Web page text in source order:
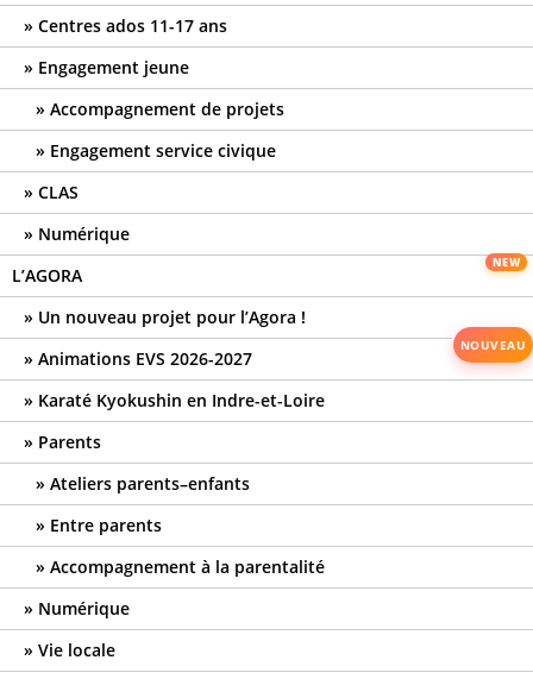
Centres ados 11-17 ans
Engagement jeune
Accompagnement de projets
Engagement service civique
CLAS
Numérique
L’AGORA
Un nouveau projet pour l’Agora !
Animations EVS 2026-2027
Karaté Kyokushin en Indre-et-Loire
Parents
Ateliers parents–enfants
Entre parents
Accompagnement à la parentalité
Numérique
Vie locale